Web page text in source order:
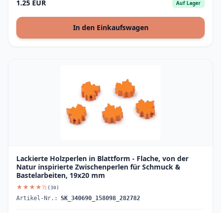
1.25 EUR Auf Lager
In den Einkaufswagen
Lackierte Holzperlen in Blattform - Flache, von der
Natur inspirierte Zwischenperlen für Schmuck &
Bastelarbeiten, 19x20 mm
★★★★½ (30)
Artikel-Nr.: SK_340690_158098_282782